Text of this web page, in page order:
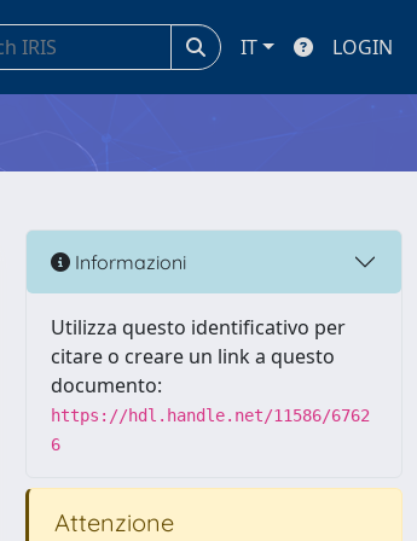
IT LOGIN
Informazioni
Utilizza questo identificativo per
citare o creare un link a questo
documento:
https://hdl.handle.net/11586/6762
6
Attenzione